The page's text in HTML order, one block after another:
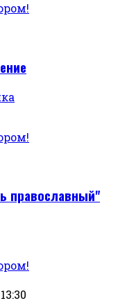
православный"